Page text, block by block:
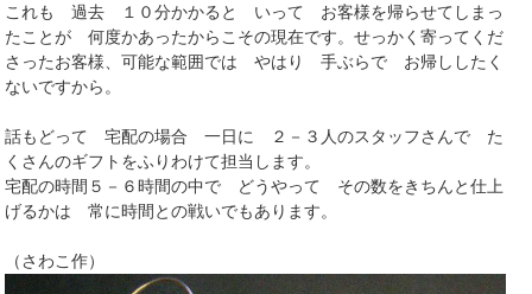
これも 過去 １０分かかると いって お客様を帰らせてしまっ
たことが 何度かあったからこその現在です。せっかく寄ってくだ
さったお客様、可能な範囲では やはり 手ぶらで お帰ししたく
ないですから。
話もどって 宅配の場合 一日に ２－３人のスタッフさんで た
くさんのギフトをふりわけて担当します。
宅配の時間５－６時間の中で どうやって その数をきちんと仕上
げるかは 常に時間との戦いでもあります。
（さわこ作）